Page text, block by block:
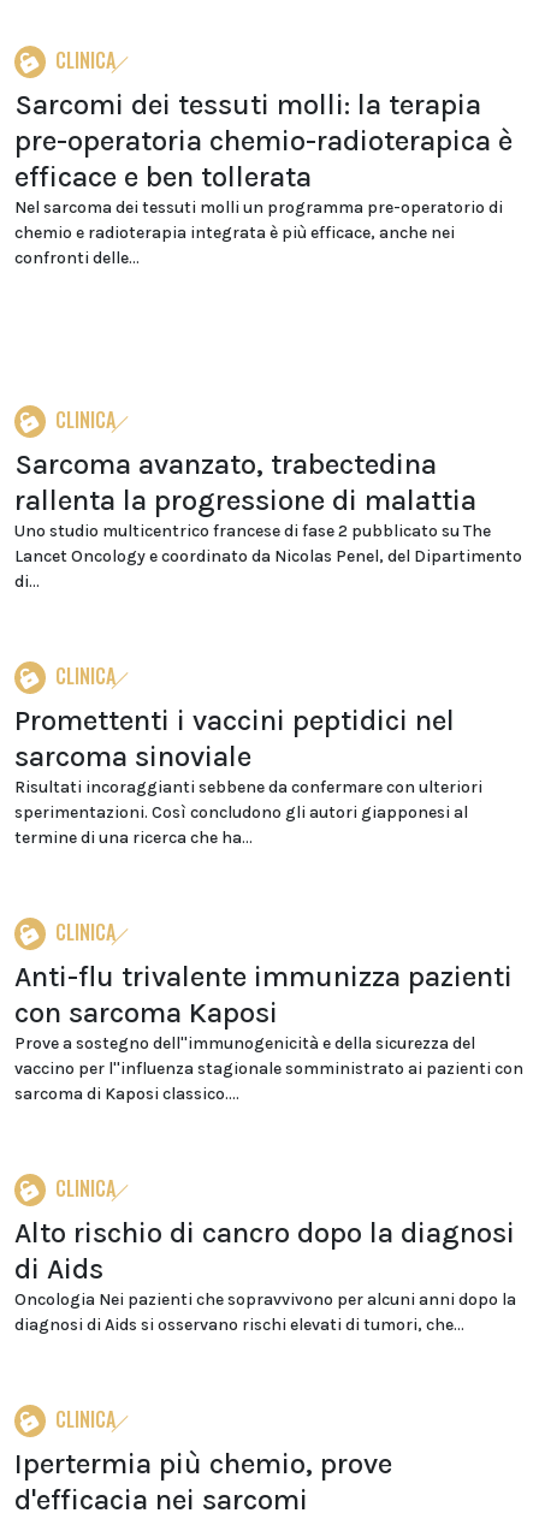
CLINICA
Sarcomi dei tessuti molli: la terapia
pre-operatoria chemio-radioterapica è
efficace e ben tollerata
Nel sarcoma dei tessuti molli un programma pre-operatorio di
chemio e radioterapia integrata è più efficace, anche nei
confronti delle...
CLINICA
Sarcoma avanzato, trabectedina
rallenta la progressione di malattia
Uno studio multicentrico francese di fase 2 pubblicato su The
Lancet Oncology e coordinato da Nicolas Penel, del Dipartimento
di...
CLINICA
Promettenti i vaccini peptidici nel
sarcoma sinoviale
Risultati incoraggianti sebbene da confermare con ulteriori
sperimentazioni. Così concludono gli autori giapponesi al
termine di una ricerca che ha...
CLINICA
Anti-flu trivalente immunizza pazienti
con sarcoma Kaposi
Prove a sostegno dell''immunogenicità e della sicurezza del
vaccino per l''influenza stagionale somministrato ai pazienti con
sarcoma di Kaposi classico....
CLINICA
Alto rischio di cancro dopo la diagnosi
di Aids
Oncologia Nei pazienti che sopravvivono per alcuni anni dopo la
diagnosi di Aids si osservano rischi elevati di tumori, che...
CLINICA
Ipertermia più chemio, prove
d'efficacia nei sarcomi